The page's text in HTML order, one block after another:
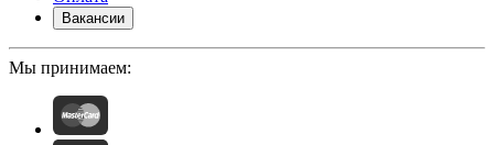
Вакансии
Мы принимаем: